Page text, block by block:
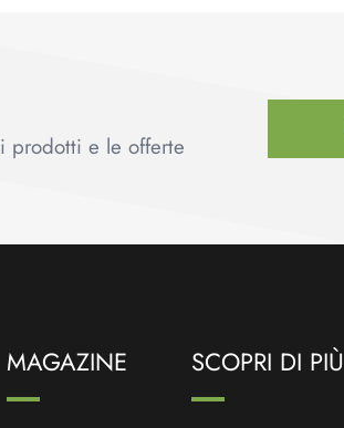
prodotti e le offerte
MAGAZINE SCOPRI DI PIÙ